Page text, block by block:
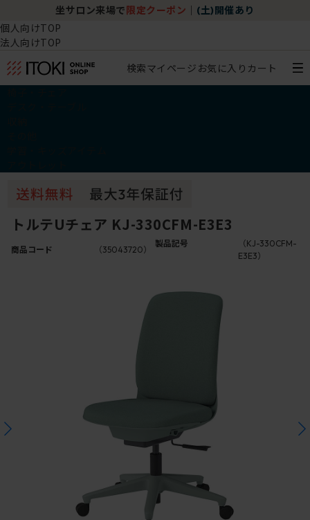
坐サロン来場で 限定クーポン (土)開催あり
個人向けTOP
法人向けTOP
検索マイページ お気に入り カート
トルテUチェア KJ-330CFM-E3E3
商品コード （35043720）
製品記号
（KJ-330CFM-
E3E3）